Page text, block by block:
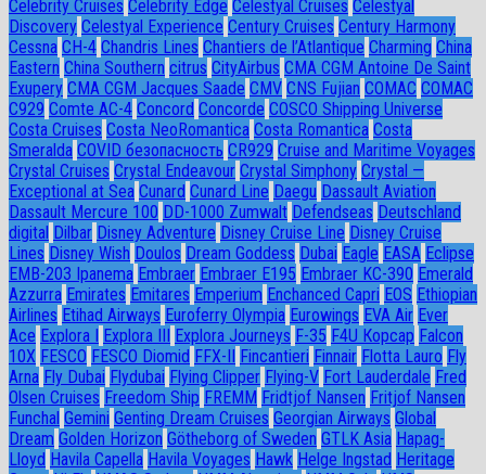
Celebrity Cruises Celebrity Edge Celestyal Cruises Celestyal
Discovery Celestyal Experience Century Cruises Century Harmony
Cessna CH-4 Chandris Lines Chantiers de l’Atlantique Charming China
Eastern China Southern citrus CityAirbus CMA CGM Antoine De Saint
Exupery CMA CGM Jacques Saade CMV CNS Fujian COMAC COMAC
C929 Comte AC-4 Concord Concorde COSCO Shipping Universe
Costa Cruises Costa NeoRomantica Costa Romantica Costa
Smeralda COVID безопасность CR929 Cruise and Maritime Voyages
Crystal Cruises Crystal Endeavour Crystal Simphony Crystal —
Exceptional at Sea Cunard Cunard Line Daegu Dassault Aviation
Dassault Mercure 100 DD-1000 Zumwalt Defendseas Deutschland
digital Dilbar Disney Adventure Disney Cruise Line Disney Cruise
Lines Disney Wish Doulos Dream Goddess Dubai Eagle EASA Eclipse
EMB-203 Ipanema Embraer Embraer E195 Embraer KC-390 Emerald
Azzurra Emirates Emitares Emperium Enchanced Capri EOS Ethiopian
Airlines Etihad Airways Euroferry Olympia Eurowings EVA Air Ever
Ace Explora I Explora III Explora Journeys F-35 F4U Корсар Falcon
10X FESCO FESCO Diomid FFX-II Fincantieri Finnair Flotta Lauro Fly
Arna Fly Dubai Flydubai Flying Clipper Flying-V Fort Lauderdale Fred
Olsen Cruises Freedom Ship FREMM Fridtjof Nansen Fritjof Nansen
Funchal Gemini Genting Dream Cruises Georgian Airways Global
Dream Golden Horizon Götheborg of Sweden GTLK Asia Hapag-
Lloyd Havila Capella Havila Voyages Hawk Helge Ingstad Heritage